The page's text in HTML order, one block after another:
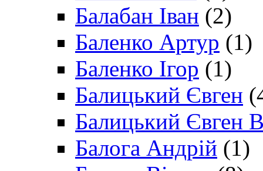
Балабан Іван (2)
Баленко Артур (1)
Баленко Ігор (1)
Балицький Євген
Балицький Євген
Балога Андрій (1)